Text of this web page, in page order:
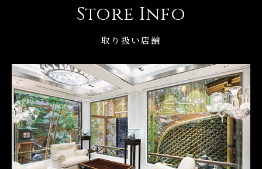
Store Info
取り扱い店舗